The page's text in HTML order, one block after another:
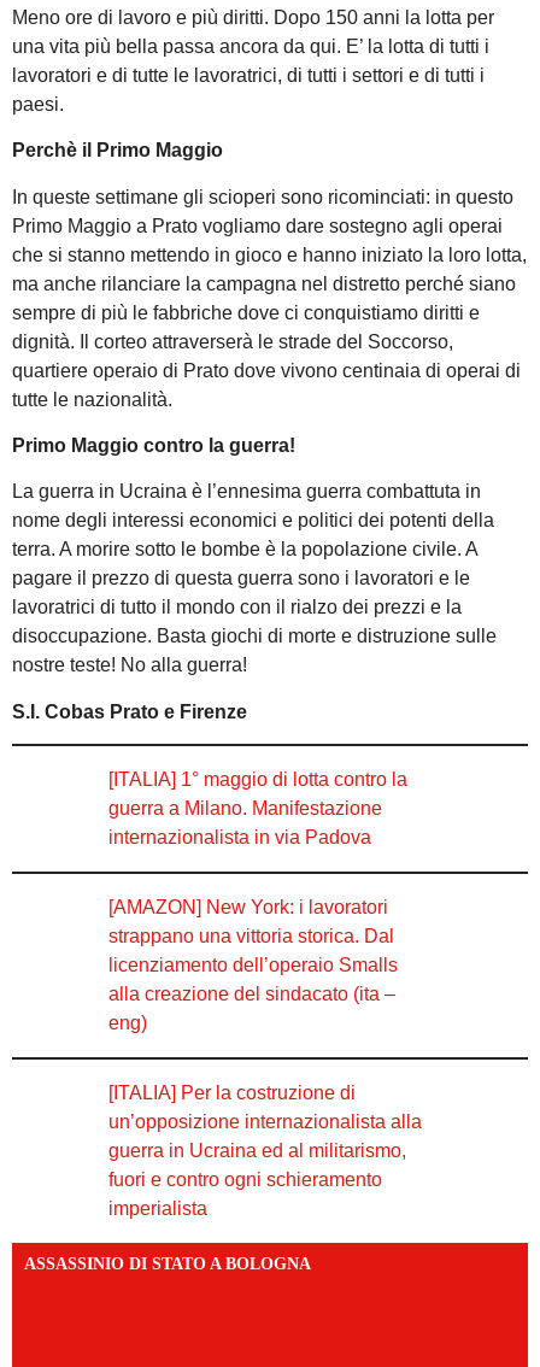
Meno ore di lavoro e più diritti. Dopo 150 anni la lotta per
una vita più bella passa ancora da qui. E’ la lotta di tutti i
lavoratori e di tutte le lavoratrici, di tutti i settori e di tutti i
paesi.
Perchè il Primo Maggio
In queste settimane gli scioperi sono ricominciati: in questo
Primo Maggio a Prato vogliamo dare sostegno agli operai
che si stanno mettendo in gioco e hanno iniziato la loro lotta,
ma anche rilanciare la campagna nel distretto perché siano
sempre di più le fabbriche dove ci conquistiamo diritti e
dignità. Il corteo attraverserà le strade del Soccorso,
quartiere operaio di Prato dove vivono centinaia di operai di
tutte le nazionalità.
Primo Maggio contro la guerra!
La guerra in Ucraina è l’ennesima guerra combattuta in
nome degli interessi economici e politici dei potenti della
terra. A morire sotto le bombe è la popolazione civile. A
pagare il prezzo di questa guerra sono i lavoratori e le
lavoratrici di tutto il mondo con il rialzo dei prezzi e la
disoccupazione. Basta giochi di morte e distruzione sulle
nostre teste! No alla guerra!
S.I. Cobas Prato e Firenze
[ITALIA] 1° maggio di lotta contro la
guerra a Milano. Manifestazione
internazionalista in via Padova
[AMAZON] New York: i lavoratori
strappano una vittoria storica. Dal
licenziamento dell’operaio Smalls
alla creazione del sindacato (ita –
eng)
[ITALIA] Per la costruzione di
un’opposizione internazionalista alla
guerra in Ucraina ed al militarismo,
fuori e contro ogni schieramento
imperialista
ASSASSINIO DI STATO A BOLOGNA